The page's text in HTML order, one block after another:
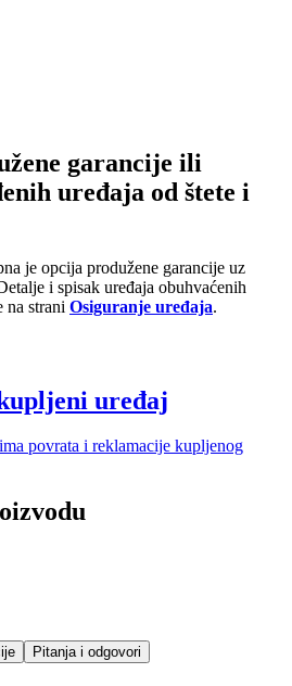
garancije ili
uređaja od štete i
je opcija produžene garancije uz
i spisak uređaja obuhvaćenih
na strani Osiguranje uređaja.
uređaj
povrata i reklamacije kupljenog
Pitanja i odgovori